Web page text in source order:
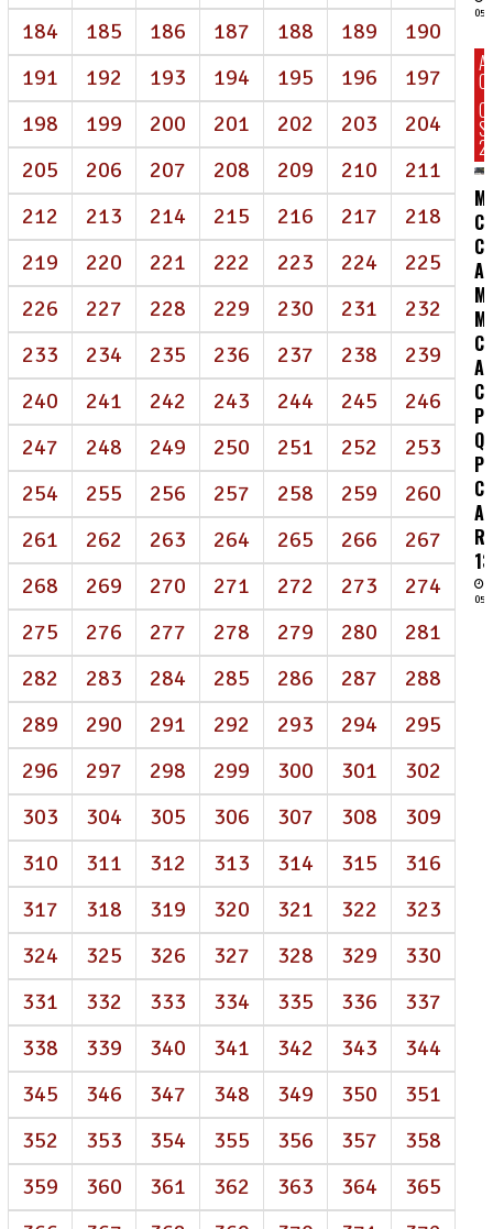
184
185 186 187 188 189
190
191
192 193 194 195 196
197
198
199 200 201 202 203
204
205
206 207 208 209 210
211
212
213 214 215 216 217
218
219
220 221 222 223 224
225
226
227 228 229 230 231
232
233
234 235 236 237 238
239
240
241 242 243 244 245
246
247
248 249 250 251 252
253
254
255 256 257 258 259
260
261
262 263 264 265 266
267
268
269 270 271 272 273
274
275
276 277 278 279 280
281
282
283 284 285 286 287
288
289
290 291 292 293 294
295
296
297 298 299 300 301
302
303
304 305 306 307 308
309
310
311 312 313 314 315
316
317
318 319 320 321 322
323
324
325 326 327 328 329
330
331
332 333 334 335 336
337
338
339 340 341 342 343
344
345
346 347 348 349 350
351
352
353 354 355 356 357
358
359
360 361 362 363 364
365
05/
C:
A
05/